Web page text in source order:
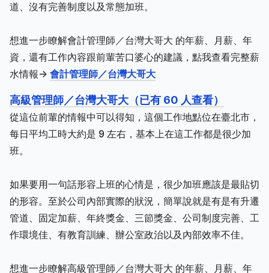
道、沒有完善制度以及常態加班。
想進一步瞭解會計管理師／台灣大哥大 的年薪、月薪、年
資，還有工作內容跟前輩苦口婆心的建議，點我查看完整薪
水情報-> 會計管理師／台灣大哥大
高級管理師／台灣大哥大（已有 60 人查看）
從這位前輩的情報中可以得知，這個工作地點位在臺北市，
每日平均工時大約是 9 左右，基本上在這工作都是很少加
班。
如果要用一句話形容上班的心情是，很少加班應該是最貼切
的形容。至於公司內部實際的狀況，簡單說就是有是有升遷
管道、固定加薪、年終獎金、三節獎金、公司制度完善、工
作環境佳、有教育訓練、辦公室政治以及內部效率不佳。
想進一步瞭解高級管理師／台灣大哥大 的年薪、月薪、年